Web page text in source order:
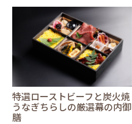
特選ローストビーフと炭火焼
うなぎちらしの厳選幕の内御
膳